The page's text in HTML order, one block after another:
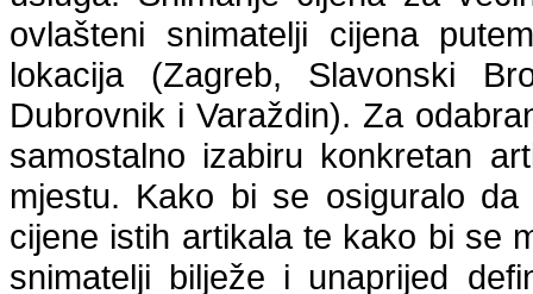
ovlašteni snimatelji cijena
lokacija (Zagreb, Slavonski
Dubrovnik i Varaždin). Za
samostalno izabiru konkretan
mjestu. Kako bi se osiguralo
cijene istih artikala te kako bi se
snimatelji bilježe i unaprijed